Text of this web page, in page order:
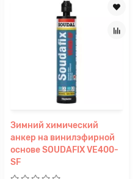
Зимний химический
анкер на винилэфирной
основе SOUDAFIX VE400-
SF
×